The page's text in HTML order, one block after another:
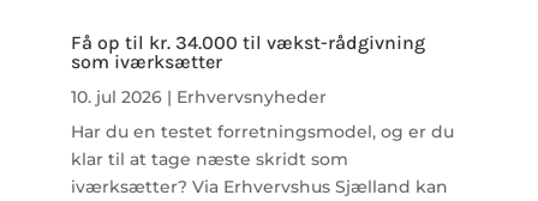
Få op til kr. 34.000 til vækst-rådgivning
som iværksætter
10. jul 2026 | Erhvervsnyheder
Har du en testet forretningsmodel, og er du
klar til at tage næste skridt som
iværksætter? Via Erhvervshus Sjælland kan